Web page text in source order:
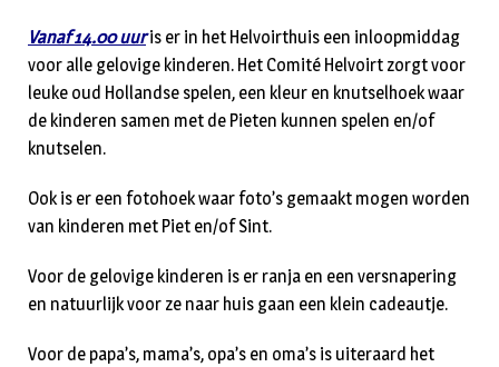
Vanaf 14.00 uuris er in het Helvoirthuis een inloopmiddag
voor alle gelovige kinderen. Het Comité Helvoirt zorgt voor
leuke oud Hollandse spelen, een kleur en knutselhoek waar
de kinderen samen met de Pieten kunnen spelen en/of
knutselen.
Ook is er een fotohoek waar foto’s gemaakt mogen worden
van kinderen met Piet en/of Sint.
Voor de gelovige kinderen is er ranja en een versnapering
en natuurlijk voor ze naar huis gaan een klein cadeautje.
Voor de papa’s, mama’s, opa’s en oma’s is uiteraard het